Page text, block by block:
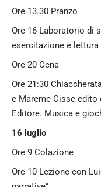
Ore 13.30 Pranzo
Ore 16 Laboratorio di
esercitazione e
Ore 20 Cena
Ore 21:30
e Mareme Cisse edito
Editore. Musica e
16 luglio
Ore 9 Colazione
Ore 10 Lezione con